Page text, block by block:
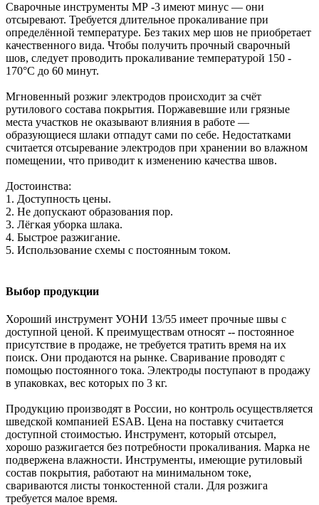
Сварочные инструменты МР -3 имеют минус — они
отсыревают. Требуется длительное прокаливание при
определённой температуре. Без таких мер шов не приобретает
качественного вида. Чтобы получить прочный сварочный
шов, следует проводить прокаливание температурой 150 -
170°C до 60 минут.
Мгновенный розжиг электродов происходит за счёт
рутилового состава покрытия. Поржавевшие или грязные
места участков не оказывают влияния в работе —
образующиеся шлаки отпадут сами по себе. Недостатками
считается отсыревание электродов при хранении во влажном
помещении, что приводит к изменению качества швов.
Достоинства:
1. Доступность цены.
2. Не допускают образования пор.
3. Лёгкая уборка шлака.
4. Быстрое разжигание.
5. Использование схемы с постоянным током.
Выбор продукции
Хороший инструмент УОНИ 13/55 имеет прочные швы с
доступной ценой. К преимуществам относят -- постоянное
присутствие в продаже, не требуется тратить время на их
поиск. Они продаются на рынке. Сваривание проводят с
помощью постоянного тока. Электроды поступают в продажу
в упаковках, вес которых по 3 кг.
Продукцию производят в России, но контроль осуществляется
шведской компанией ESAB. Цена на поставку считается
доступной стоимостью. Инструмент, который отсырел,
хорошо разжигается без потребности прокаливания. Марка не
подвержена влажности. Инструменты, имеющие рутиловый
состав покрытия, работают на минимальном токе,
свариваются листы тонкостенной стали. Для розжига
требуется малое время.